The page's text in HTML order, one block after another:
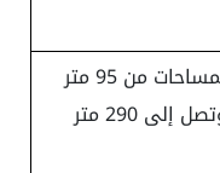
تبدأ المساحات من 95 متر
مربع وتصل إلى 290 متر